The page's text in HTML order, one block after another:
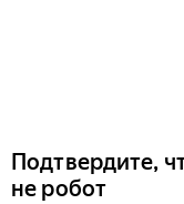
Подтвердите,
не робот